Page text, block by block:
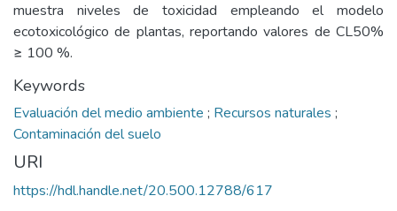
muestra niveles de toxicidad empleando el modelo
ecotoxicológico de plantas, reportando valores de CL50%
≥ 100 %.
Keywords
Evaluación del medio ambiente ; Recursos naturales ;
Contaminación del suelo
URI
https://hdl.handle.net/20.500.12788/617